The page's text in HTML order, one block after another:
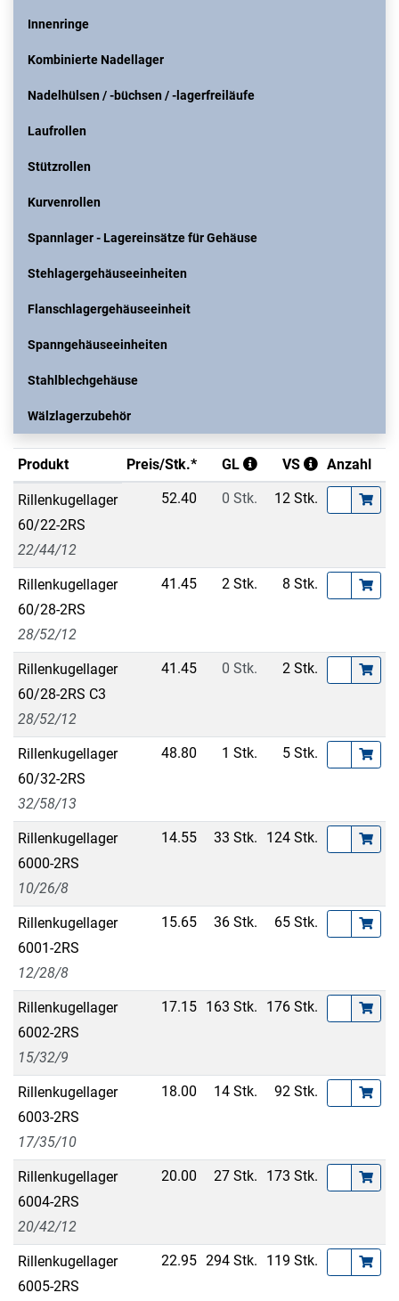
Innenringe
Kombinierte Nadellager
Nadelhülsen / -büchsen / -lagerfreiläufe
Laufrollen
Stützrollen
Kurvenrollen
Spannlager - Lagereinsätze für Gehäuse
Stehlagergehäuseeinheiten
Flanschlagergehäuseeinheit
Spanngehäuseeinheiten
Stahlblechgehäuse
Wälzlagerzubehör
Produkt Preis/Stk.* GL VS Anzahl
Rillenkugellager
60/22-2RS
22/44/12
52.40 0 Stk. 12 Stk.
Rillenkugellager
60/28-2RS
28/52/12
41.45 2 Stk. 8 Stk.
Rillenkugellager
60/28-2RS C3
28/52/12
41.45 0 Stk. 2 Stk.
Rillenkugellager
60/32-2RS
32/58/13
48.80 1 Stk. 5 Stk.
Rillenkugellager
6000-2RS
10/26/8
14.55 33 Stk. 124 Stk.
Rillenkugellager
6001-2RS
12/28/8
15.65 36 Stk. 65 Stk.
Rillenkugellager
6002-2RS
15/32/9
17.15 163 Stk. 176 Stk.
Rillenkugellager
6003-2RS
17/35/10
18.00 14 Stk. 92 Stk.
Rillenkugellager
6004-2RS
20/42/12
20.00 27 Stk. 173 Stk.
Rillenkugellager
6005-2RS
22.95 294 Stk. 119 Stk.